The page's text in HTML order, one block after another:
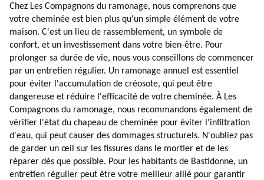
Chez Les Compagnons du ramonage, nous comprenons que
votre cheminée est bien plus qu'un simple élément de votre
maison. C'est un lieu de rassemblement, un symbole de
confort, et un investissement dans votre bien-être. Pour
prolonger sa durée de vie, nous vous conseillons de commencer
par un entretien régulier. Un ramonage annuel est essentiel
pour éviter l'accumulation de créosote, qui peut être
dangereuse et réduire l'efficacité de votre cheminée. À Les
Compagnons du ramonage, nous recommandons également de
vérifier l'état du chapeau de cheminée pour éviter l'infiltration
d'eau, qui peut causer des dommages structurels. N'oubliez pas
de garder un œil sur les fissures dans le mortier et de les
réparer dès que possible. Pour les habitants de Bastidonne, un
entretien régulier peut être votre meilleur allié pour garantir